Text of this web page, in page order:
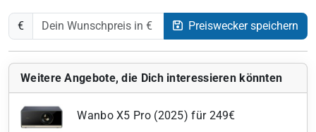
€ Preiswecker speichern
Weitere Angebote, die Dich interessieren könnten
Wanbo X5 Pro (2025) für 249€